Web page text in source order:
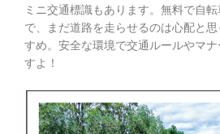
ミニ交通標識もあります。無料で自
で、まだ道路を走らせるのは心配と
すめ。安全な環境で交通ルールやマ
すよ！